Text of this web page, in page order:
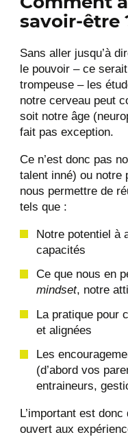
savoir-être
Sans aller jusqu’à
le pouvoir – ce
trompeuse – les
notre cerveau peut
soit notre âge
fait pas exception.
Ce n’est donc pas
talent inné) ou notre
nous permettre de
tels que :
Notre potentiel à
capacités
Ce que nous en
mindset, notre
La pratique pour
et alignées
Les
(d’abord vos
entraineurs,
L’important est donc
ouvert aux